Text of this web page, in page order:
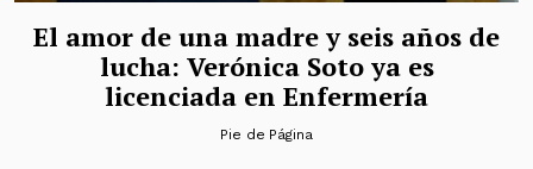
El amor de una madre y seis años de
lucha: Verónica Soto ya es
licenciada en Enfermería
Pie de Página